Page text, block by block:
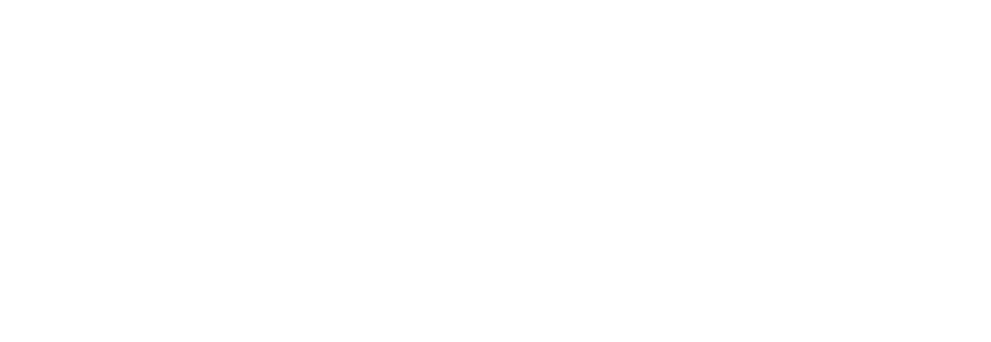
na pláži, bazén (s možností vyhřívání v zimním období), lehátka, slunečníky a osušky zdarma, obchodní arkáda.
uvedené vybavení)
a na malé pláži, u korálu vstup po schůdcích. Lehátka, slunečníky a osušky zdarma.